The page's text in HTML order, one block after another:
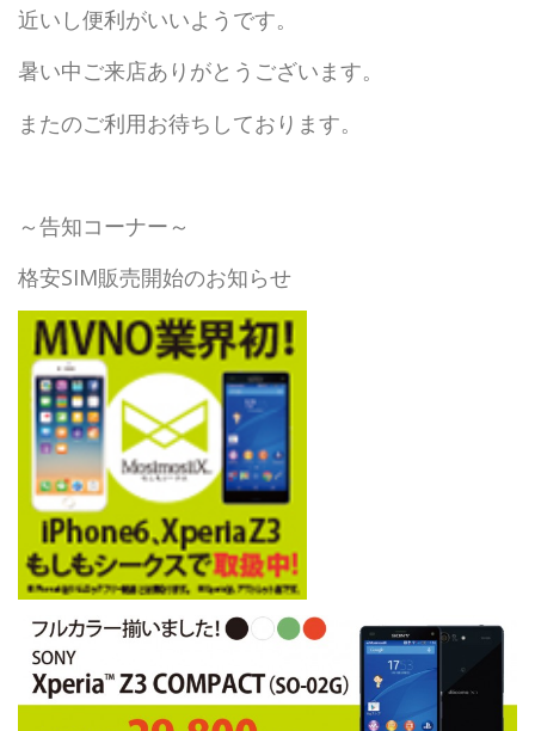
近いし便利がいいようです。
暑い中ご来店ありがとうございます。
またのご利用お待ちしております。
～告知コーナー～
格安SIM販売開始のお知らせ